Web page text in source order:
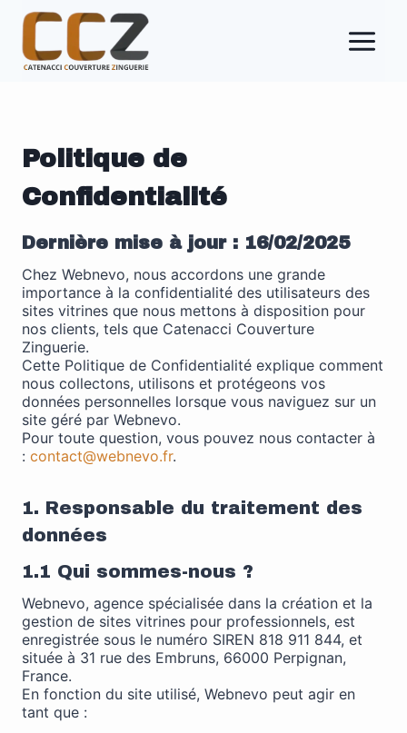
Aller
contenu
Politique de
Confidentialité
Dernière mise à jour : 16/02/2025
Chez Webnevo, nous accordons une grande
importance à la confidentialité des utilisateurs des
sites vitrines que nous mettons à disposition pour
nos clients, tels que Catenacci Couverture
Zinguerie.
Cette Politique de Confidentialité explique comment
nous collectons, utilisons et protégeons vos
données personnelles lorsque vous naviguez sur un
site géré par Webnevo.
Pour toute question, vous pouvez nous contacter à
: contact@webnevo.fr.
1. Responsable du traitement des
données
1.1 Qui sommes-nous ?
Webnevo, agence spécialisée dans la création et la
gestion de sites vitrines pour professionnels, est
enregistrée sous le numéro SIREN 818 911 844, et
située à 31 rue des Embruns, 66000 Perpignan,
France.
En fonction du site utilisé, Webnevo peut agir en
tant que :
Nécessaire
Ces cookies ne
sont pas
facultatifs. Ils
sont
nécessaires au
fonctionnement
du site Web.